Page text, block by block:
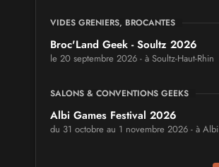
VIDES GRENIERS, BROCANTES
Broc'Land Geek - Soultz 2026
le 20 septembre 2026 - à Soultz-Haut-Rhin
SALONS & CONVENTIONS GEEKS
Albi Games Festival 2026
du 31 octobre au 1 novembre 2026 - à Albi